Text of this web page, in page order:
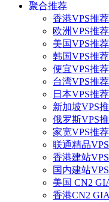
聚合推荐
香港VPS推荐
欧洲VPS推荐
美国VPS推荐
韩国VPS推荐
便宜VPS推荐
台湾VPS推荐
日本VPS推荐
新加坡VPS
俄罗斯VPS
家宽VPS推荐
联通精品VPS
香港建站VPS
国内建站VPS
美国 CN2
香港CN2 GIA